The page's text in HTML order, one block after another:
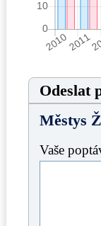
Odeslat
Městys
Vaše